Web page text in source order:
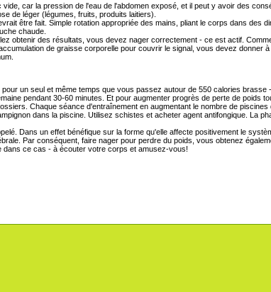
car la pression de l'eau de l'abdomen exposé, et il peut y avoir des
de léger (légumes, fruits, produits laitiers).
être fait. Simple rotation appropriée des mains, pliant le corps dans des
chaude.
obtenir des résultats, vous devez nager correctement - ce est actif.
de graisse corporelle pour couvrir le signal, vous devez
un seul et même temps que vous passez autour de 550 calories brasse
pendant 30-60 minutes. Et pour augmenter progrès de perte de poids
Chaque séance d'entraînement en augmentant le nombre de
dans la piscine. Utilisez schistes et acheter agent antifongique. La
Dans un effet bénéfique sur la forme qu'elle affecte positivement le
Par conséquent, faire nager pour perdre du poids, vous obtenez
dans ce cas - à écouter votre corps et amusez-vous!